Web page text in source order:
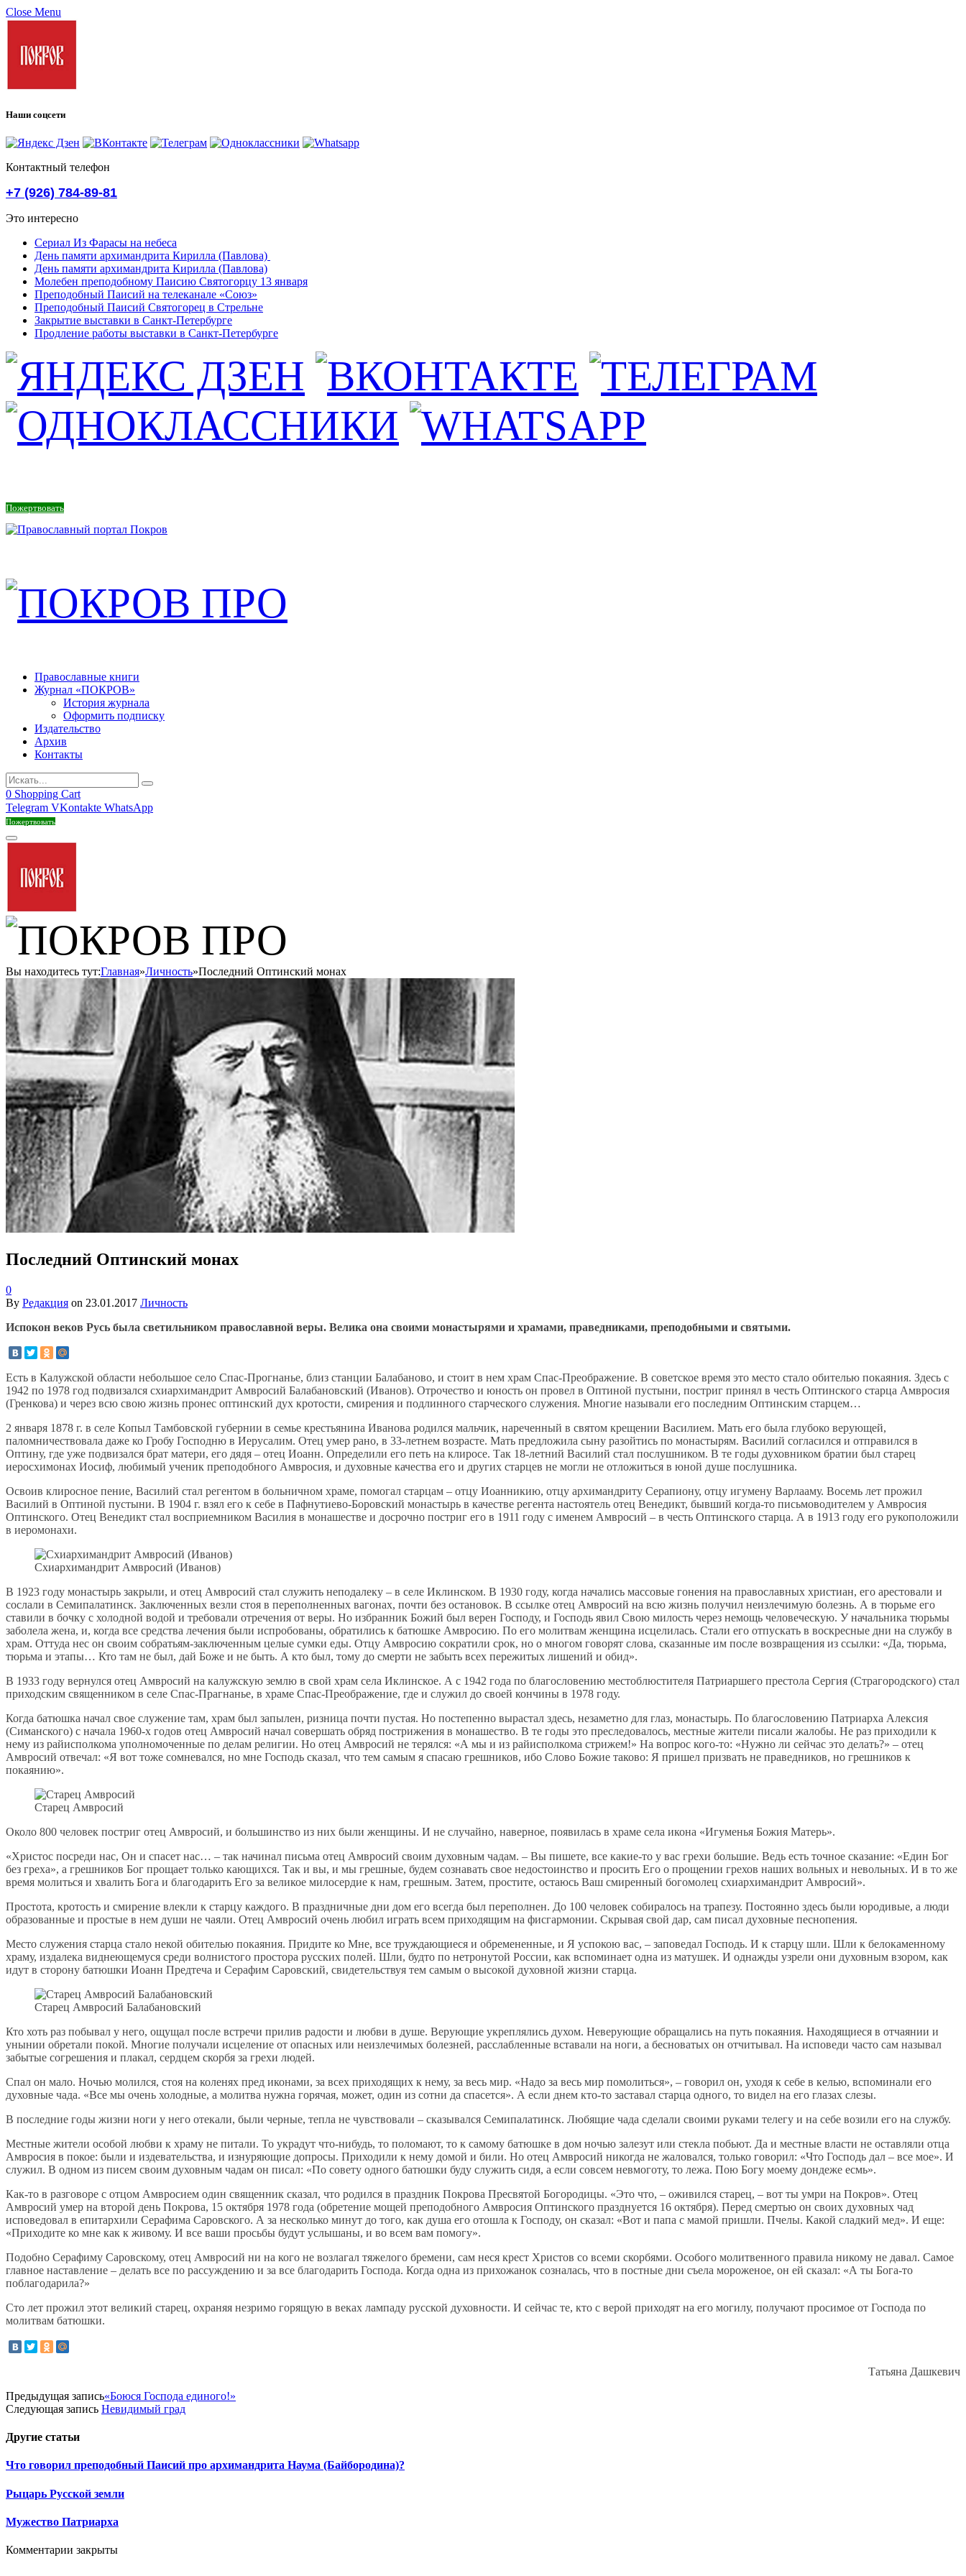
Close Menu
Наши соцсети
Контактный телефон
+7 (926) 784-89-81
Это интересно
Сериал Из Фарасы на небеса
День памяти архимандрита Кирилла (Павлова)
День памяти архимандрита Кирилла (Павлова)
Молебен преподобному Паисию Святогорцу 13 января
Преподобный Паисий на телеканале «Союз»
Преподобный Паисий Святогорец в Стрельне
Закрытие выставки в Санкт-Петербурге
Продление работы выставки в Санкт-Петербурге
Пожертвовать
Православные книги
Журнал «ПОКРОВ»
История журнала
Оформить подписку
Издательство
Архив
Контакты
0 Shopping Cart
Telegram VKontakte WhatsApp
Пожертвовать
Вы находитесь тут:Главная»Личность»Последний Оптинский монах
Последний Оптинский монах
0
By Редакция on 23.01.2017 Личность
Испокон веков Русь была светильником православной веры. Велика она своими монастырями и храмами, праведниками, преподобными и святыми.
Есть в Калужской области небольшое село Спас-Прогнанье, близ станции Балабаново, и стоит в нем храм Спас-Преображение. В советское время это место стало обителью покаяния. Здесь с
1942 по 1978 год подвизался схиархимандрит Амвросий Балабановский (Иванов). Отрочество и юность он провел в Оптиной пустыни, постриг принял в честь Оптинского старца Амвросия
(Гренкова) и через всю свою жизнь пронес оптинский дух кротости, смирения и подлинного старческого служения. Многие называли его последним Оптинским старцем…
2 января 1878 г. в селе Копыл Тамбовской губернии в семье крестьянина Иванова родился мальчик, нареченный в святом крещении Василием. Мать его была глубоко верующей,
паломничествовала даже ко Гробу Господню в Иерусалим. Отец умер рано, в 33-летнем возрасте. Мать предложила сыну разойтись по монастырям. Василий согласился и отправился в
Оптину, где уже подвизался брат матери, его дядя – отец Иоанн. Определили его петь на клиросе. Так 18-летний Василий стал послушником. В те годы духовником братии был старец
иеросхимонах Иосиф, любимый ученик преподобного Амвросия, и духовные качества его и других старцев не могли не отложиться в юной душе послушника.
Освоив клиросное пение, Василий стал регентом в больничном храме, помогал старцам – отцу Иоанникию, отцу архимандриту Серапиону, отцу игумену Варлааму. Восемь лет прожил
Василий в Оптиной пустыни. В 1904 г. взял его к себе в Пафнутиево-Боровский монастырь в качестве регента настоятель отец Венедикт, бывший когда-то письмоводителем у Амвросия
Оптинского. Отец Венедикт стал восприемником Василия в монашестве и досрочно постриг его в 1911 году с именем Амвросий – в честь Оптинского старца. А в 1913 году его рукоположили
в иеромонахи.
Схиархимандрит Амвросий (Иванов)
В 1923 году монастырь закрыли, и отец Амвросий стал служить неподалеку – в селе Иклинском. В 1930 году, когда начались массовые гонения на православных христиан, его арестовали и
сослали в Семипалатинск. Заключенных везли стоя в переполненных вагонах, почти без остановок. В ссылке отец Амвросий на всю жизнь получил неизлечимую болезнь. А в тюрьме его
ставили в бочку с холодной водой и требовали отречения от веры. Но избранник Божий был верен Господу, и Господь явил Свою милость через немощь человеческую. У начальника тюрьмы
заболела жена, и, когда все средства лечения были испробованы, обратились к батюшке Амвросию. По его молитвам женщина исцелилась. Стали его отпускать в воскресные дни на службу в
храм. Оттуда нес он своим собратьям-заключенным целые сумки еды. Отцу Амвросию сократили срок, но о многом говорят слова, сказанные им после возвращения из ссылки: «Да, тюрьма,
тюрьма и этапы… Кто там не был, дай Боже и не быть. А кто был, тому до смерти не забыть всех пережитых лишений и обид».
В 1933 году вернулся отец Амвросий на калужскую землю в свой храм села Иклинское. А с 1942 года по благословению местоблюстителя Патриаршего престола Сергия (Страгородского) стал
приходским священником в селе Спас-Прагнанье, в храме Спас-Преображение, где и служил до своей кончины в 1978 году.
Когда батюшка начал свое служение там, храм был запылен, ризница почти пустая. Но постепенно вырастал здесь, незаметно для глаз, монастырь. По благословению Патриарха Алексия
(Симанского) с начала 1960-х годов отец Амвросий начал совершать обряд пострижения в монашество. В те годы это преследовалось, местные жители писали жалобы. Не раз приходили к
нему из райисполкома уполномоченные по делам религии. Но отец Амвросий не терялся: «А мы и из райисполкома стрижем!» На вопрос кого-то: «Нужно ли сейчас это делать?» – отец
Амвросий отвечал: «Я вот тоже сомневался, но мне Господь сказал, что тем самым я спасаю грешников, ибо Слово Божие таково: Я пришел призвать не праведников, но грешников к
покаянию».
Старец Амвросий
Около 800 человек постриг отец Амвросий, и большинство из них были женщины. И не случайно, наверное, появилась в храме села икона «Игуменья Божия Матерь».
«Христос посреди нас, Он и спасет нас… – так начинал письма отец Амвросий своим духовным чадам. – Вы пишете, все какие-то у вас грехи большие. Ведь есть точное сказание: «Един Бог
без греха», а грешников Бог прощает только кающихся. Так и вы, и мы грешные, будем сознавать свое недостоинство и просить Его о прощении грехов наших вольных и невольных. И в то же
время молиться и хвалить Бога и благодарить Его за великое милосердие к нам, грешным. Затем, простите, остаюсь Ваш смиренный богомолец схиархимандрит Амвросий».
Простота, кротость и смирение влекли к старцу каждого. В праздничные дни дом его всегда был переполнен. До 100 человек собиралось на трапезу. Постоянно здесь были юродивые, а люди
образованные и простые в нем души не чаяли. Отец Амвросий очень любил играть всем приходящим на фисгармонии. Скрывая свой дар, сам писал духовные песнопения.
Место служения старца стало некой обителью покаяния. Придите ко Мне, все труждающиеся и обремененные, и Я успокою вас, – заповедал Господь. И к старцу шли. Шли к белокаменному
храму, издалека виднеющемуся среди волнистого простора русских полей. Шли, будто по нетронутой России, как вспоминает одна из матушек. И однажды узрели они духовным взором, как
идут в сторону батюшки Иоанн Предтеча и Серафим Саровский, свидетельствуя тем самым о высокой духовной жизни старца.
Старец Амвросий Балабановский
Кто хоть раз побывал у него, ощущал после встречи прилив радости и любви в душе. Верующие укреплялись духом. Неверующие обращались на путь покаяния. Находящиеся в отчаянии и
унынии обретали покой. Многие получали исцеление от опасных или неизлечимых болезней, расслабленные вставали на ноги, а бесноватых он отчитывал. На исповеди часто сам называл
забытые согрешения и плакал, сердцем скорбя за грехи людей.
Спал он мало. Ночью молился, стоя на коленях пред иконами, за всех приходящих к нему, за весь мир. «Надо за весь мир помолиться», – говорил он, уходя к себе в келью, вспоминали его
духовные чада. «Все мы очень холодные, а молитва нужна горячая, может, один из сотни да спасется». А если днем кто-то заставал старца одного, то видел на его глазах слезы.
В последние годы жизни ноги у него отекали, были черные, тепла не чувствовали – сказывался Семипалатинск. Любящие чада сделали своими руками телегу и на себе возили его на службу.
Местные жители особой любви к храму не питали. То украдут что-нибудь, то поломают, то к самому батюшке в дом ночью залезут или стекла побьют. Да и местные власти не оставляли отца
Амвросия в покое: были и издевательства, и изнуряющие допросы. Приходили к нему домой и били. Но отец Амвросий никогда не жаловался, только говорил: «Что Господь дал – все мое». И
служил. В одном из писем своим духовным чадам он писал: «По совету одного батюшки буду служить сидя, а если совсем невмоготу, то лежа. Пою Богу моему дондеже есмь».
Как-то в разговоре с отцом Амвросием один священник сказал, что родился в праздник Покрова Пресвятой Богородицы. «Это что, – оживился старец, – вот ты умри на Покров». Отец
Амвросий умер на второй день Покрова, 15 октября 1978 года (обретение мощей преподобного Амвросия Оптинского празднуется 16 октября). Перед смертью он своих духовных чад
исповедовал в епитархили Серафима Саровского. А за несколько минут до того, как душа его отошла к Господу, он сказал: «Вот и папа с мамой пришли. Пчелы. Какой сладкий мед». И еще:
«Приходите ко мне как к живому. И все ваши просьбы будут услышаны, и во всем вам помогу».
Подобно Серафиму Саровскому, отец Амвросий ни на кого не возлагал тяжелого бремени, сам неся крест Христов со всеми скорбями. Особого молитвенного правила никому не давал. Самое
главное наставление – делать все по рассуждению и за все благодарить Господа. Когда одна из прихожанок созналась, что в постные дни съела мороженое, он ей сказал: «А ты Бога-то
поблагодарила?»
Сто лет прожил этот великий старец, охраняя незримо горящую в веках лампаду русской духовности. И сейчас те, кто с верой приходят на его могилу, получают просимое от Господа по
молитвам батюшки.
Татьяна Дашкевич
Предыдущая запись«Боюся Господа единого!»
Следующая запись Невидимый град
Другие статьи
Что говорил преподобный Паисий про архимандрита Наума (Байбородина)?
Рыцарь Русской земли
Мужество Патриарха
Комментарии закрыты